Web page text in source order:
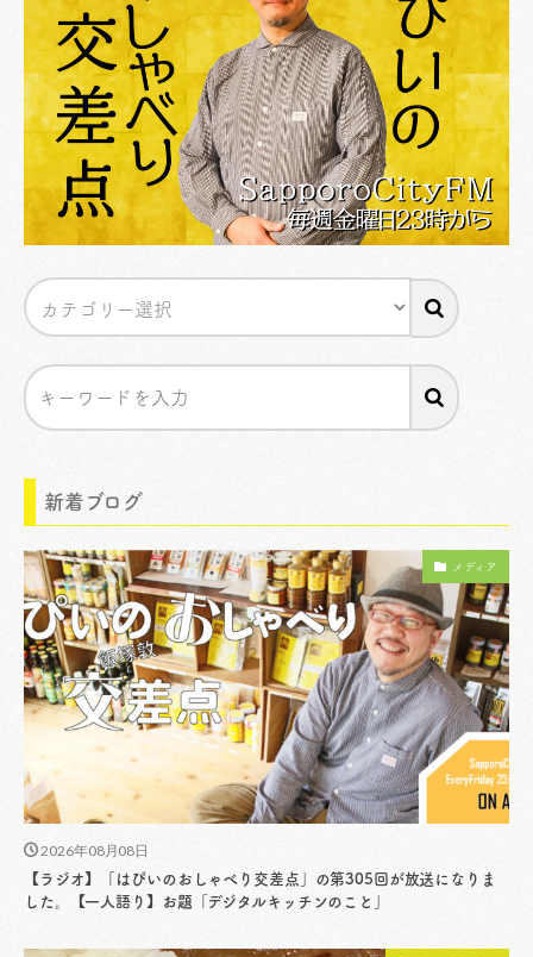
新着ブログ
メディア
2026年08月08日
【ラジオ】「はぴいのおしゃべり交差点」の第305回が放送になりま
した。【一人語り】お題「デジタルキッチンのこと」